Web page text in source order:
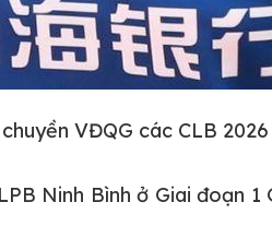
VĐQG các CLB
Ninh Bình ở Giai đoạn